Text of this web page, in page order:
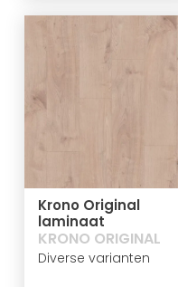
Krono Original
laminaat
KRONO ORIGINAL
Diverse varianten